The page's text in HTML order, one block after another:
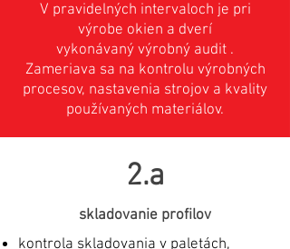
V pravidelných intervaloch je pri
výrobe okien a dverí
vykonávaný výrobný audit .
Zameriava sa na kontrolu výrobných
procesov, nastavenia strojov a kvality
používaných materiálov.
2.a
skladovanie profilov
kontrola skladovania v paletách,